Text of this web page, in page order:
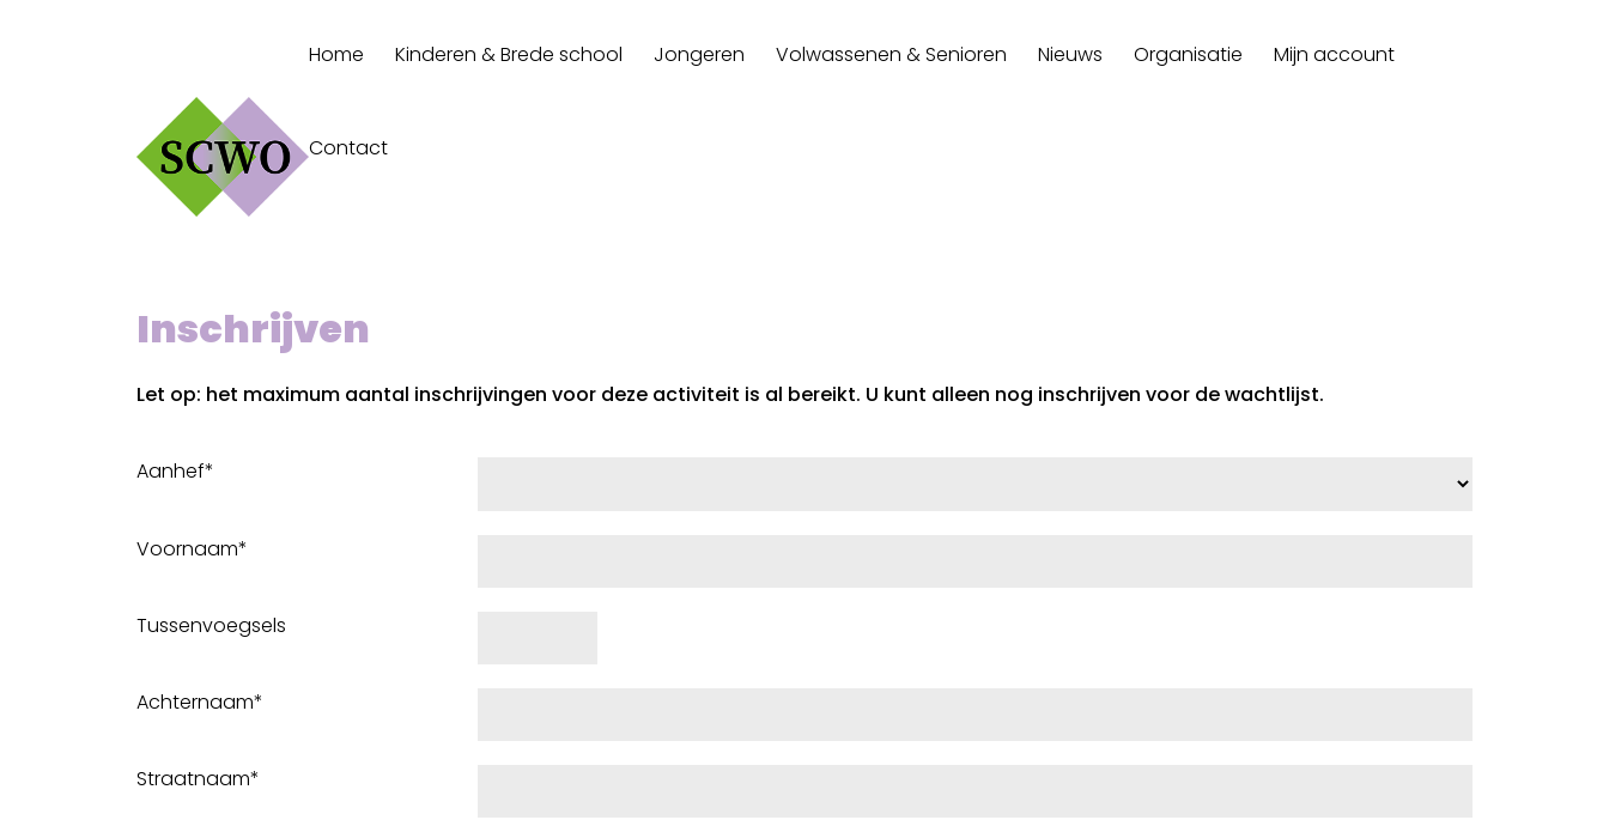
Home Kinderen & Brede school Jongeren Volwassenen & Senioren Nieuws Organisatie Mijn account
Contact
Inschrijven
Let op: het maximum aantal inschrijvingen voor deze activiteit is al bereikt. U kunt alleen nog inschrijven voor de wachtlijst.
Aanhef*
Voornaam*
Tussenvoegsels
Achternaam*
Straatnaam*